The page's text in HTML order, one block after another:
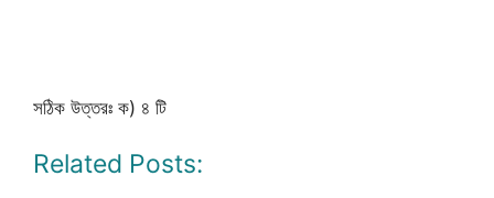
সঠিক উত্তরঃ ক) ৪ টি
Related Posts: